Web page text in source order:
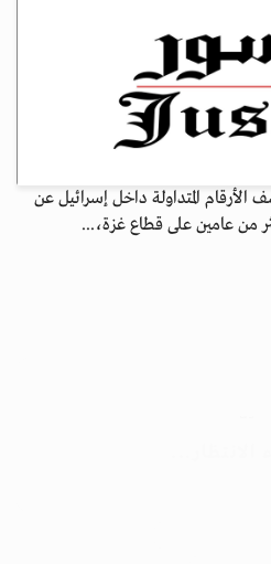
نهاية عام 2025، تكشف الأرقام المتداولة داخل إسرائيل عن
من عامين على قطاع غزة،...